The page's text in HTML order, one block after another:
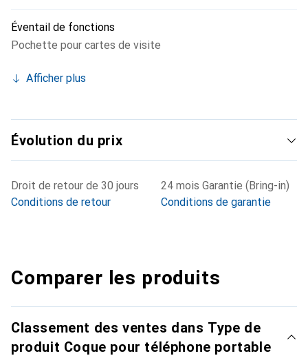
Éventail de fonctions
Pochette pour cartes de visite
Afficher plus
Évolution du prix
Droit de retour de 30 jours
Conditions de retour
24 mois Garantie (Bring-in)
Conditions de garantie
Comparer les produits
Classement des ventes dans Type de
produit Coque pour téléphone portable